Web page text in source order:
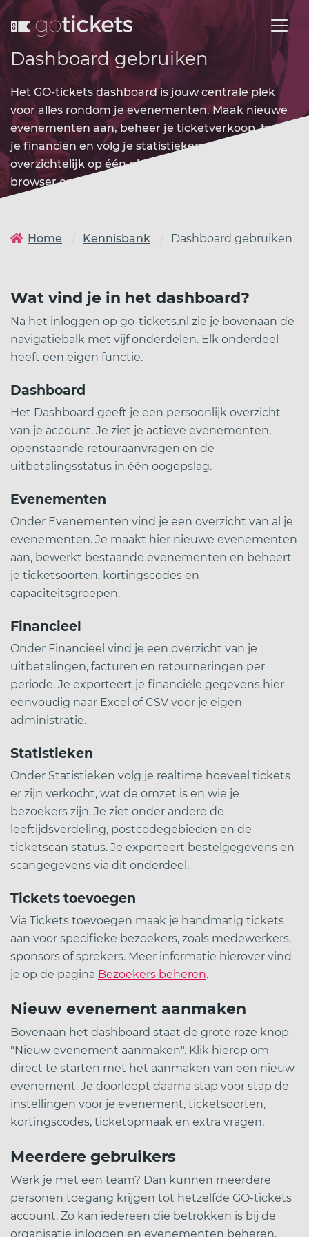
Dashboard gebruiken
Het GO-tickets dashboard is jouw centrale plek
voor alles rondom je evenementen. Maak nieuwe
evenementen aan, beheer je ticketverkoop, bekijk
je financiën en volg je statistieken. Alles
overzichtelijk op één plek, bereikbaar via elke
browser op desktop en mobiel.
Home Kennisbank Dashboard gebruiken
Wat vind je in het dashboard?
Na het inloggen op go-tickets.nl zie je bovenaan de
navigatiebalk met vijf onderdelen. Elk onderdeel
heeft een eigen functie.
Dashboard
Het Dashboard geeft je een persoonlijk overzicht
van je account. Je ziet je actieve evenementen,
openstaande retouraanvragen en de
uitbetalingsstatus in één oogopslag.
Evenementen
Onder Evenementen vind je een overzicht van al je
evenementen. Je maakt hier nieuwe evenementen
aan, bewerkt bestaande evenementen en beheert
je ticketsoorten, kortingscodes en
capaciteitsgroepen.
Financieel
Onder Financieel vind je een overzicht van je
uitbetalingen, facturen en retourneringen per
periode. Je exporteert je financiële gegevens hier
eenvoudig naar Excel of CSV voor je eigen
administratie.
Statistieken
Onder Statistieken volg je realtime hoeveel tickets
er zijn verkocht, wat de omzet is en wie je
bezoekers zijn. Je ziet onder andere de
leeftijdsverdeling, postcodegebieden en de
ticketscan status. Je exporteert bestelgegevens en
scangegevens via dit onderdeel.
Tickets toevoegen
Via Tickets toevoegen maak je handmatig tickets
aan voor specifieke bezoekers, zoals medewerkers,
sponsors of sprekers. Meer informatie hierover vind
je op de pagina Bezoekers beheren.
Nieuw evenement aanmaken
Bovenaan het dashboard staat de grote roze knop
"Nieuw evenement aanmaken". Klik hierop om
direct te starten met het aanmaken van een nieuw
evenement. Je doorloopt daarna stap voor stap de
instellingen voor je evenement, ticketsoorten,
kortingscodes, ticketopmaak en extra vragen.
Meerdere gebruikers
Werk je met een team? Dan kunnen meerdere
personen toegang krijgen tot hetzelfde GO-tickets
account. Zo kan iedereen die betrokken is bij de
organisatie inloggen en evenementen beheren.